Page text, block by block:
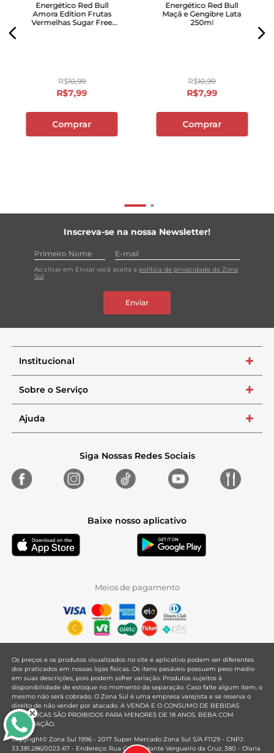
Energético Red Bull
Amora Edition Frutas
Vermelhas Sugar Free
R$10,99
R$7,99
Comprar
Energético Red Bull
Maçã e Gengibre Lata
250ml
R$10,99
R$7,99
Comprar
Inscreva-se na nossa Newsletter!
Ao clicar em Enviar você aceita a política de privacidade do Zona
Sul
Enviar
Institucional +
Sobre o Serviço +
Ajuda +
Siga Nossas Redes Sociais
Baixe nosso aplicativo
Meios de pagamento
Os preços e os produtos visualizados no site e aplicativo podem ser diferentes
dos praticados em nossas lojas físicas. Os itens pesáveis possuem peso médio
em suas descrições, pois podem sofrer variação. Produtos sujeitos à
disponibilidade de estoque no momento da separação. Caso falte algum item, o
mesmo não será cobrado. O Zona Sul é uma empresa varejista e se reserva o
direito de não vender por atacado. A VENDA E O CONSUMO DE BEBIDAS
ALCOÓLICAS SÃO PROIBIDOS PARA MENORES DE 18 ANOS. BEBA COM
MODERAÇÃO.
Copyright© Zona Sul 1996 - 2017 Super Mercado Zona Sul S/A F1129 - CNPJ:
33.381.286/0023-67 - Endereço: Rua Comandante Vergueiro da Cruz, 380 - Olaria